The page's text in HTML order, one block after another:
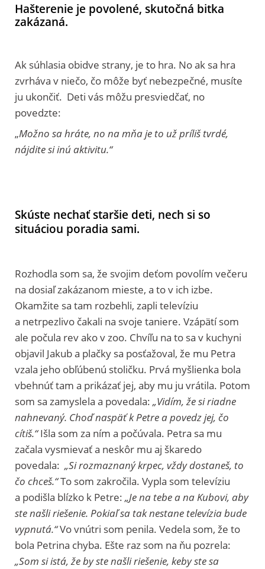
Hašterenie je povolené, skutočná bitka
zakázaná.
Ak súhlasia obidve strany, je to hra. No ak sa hra
zvrháva v niečo, čo môže byť nebezpečné, musíte
ju ukončiť. Deti vás môžu presviedčať, no
povedzte:
„Možno sa hráte, no na mňa je to už príliš tvrdé,
nájdite si inú aktivitu.“
Skúste nechať staršie deti, nech si so
situáciou poradia sami.
Rozhodla som sa, že svojim deťom povolím večeru
na dosiaľ zakázanom mieste, a to v ich izbe.
Okamžite sa tam rozbehli, zapli televíziu
a netrpezlivo čakali na svoje taniere. Vzápätí som
ale počula rev ako v zoo. Chvíľu na to sa v kuchyni
objavil Jakub a plačky sa posťažoval, že mu Petra
vzala jeho obľúbenú stoličku. Prvá myšlienka bola
vbehnúť tam a prikázať jej, aby mu ju vrátila. Potom
som sa zamyslela a povedala: „Vidím, že si riadne
nahnevaný. Choď naspäť k Petre a povedz jej, čo
cítiš.“Išla som za ním a počúvala. Petra sa mu
začala vysmievať a neskôr mu aj škaredo
povedala: „Si rozmaznaný krpec, vždy dostaneš, to
čo chceš.“To som zakročila. Vypla som televíziu
a podišla blízko k Petre: „Je na tebe a na Kubovi, aby
ste našli riešenie. Pokiaľ sa tak nestane televízia bude
vypnutá.“Vo vnútri som penila. Vedela som, že to
bola Petrina chyba. Ešte raz som na ňu pozrela:
„Som si istá, že by ste našli riešenie, keby ste sa